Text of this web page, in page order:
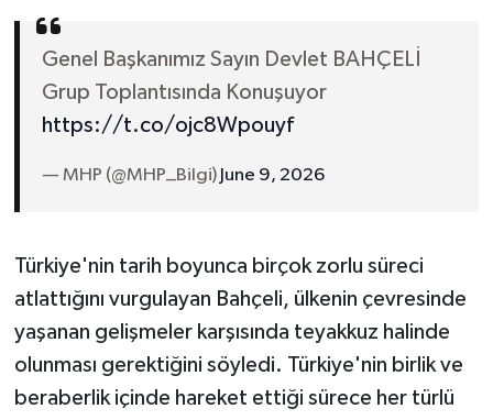
Genel Başkanımız Sayın Devlet BAHÇELİ
Grup Toplantısında Konuşuyor
https://t.co/ojc8Wpouyf
— MHP (@MHP_Bilgi) June 9, 2026
Türkiye'nin tarih boyunca birçok zorlu süreci
atlattığını vurgulayan Bahçeli, ülkenin çevresinde
yaşanan gelişmeler karşısında teyakkuz halinde
olunması gerektiğini söyledi. Türkiye'nin birlik ve
beraberlik içinde hareket ettiği sürece her türlü